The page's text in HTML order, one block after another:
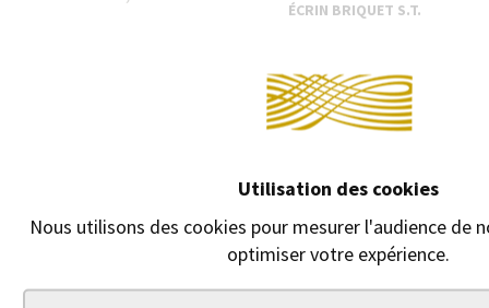
Utilisation des cookies
Nous utilisons des cookies pour mesurer l'audience de
optimiser votre expérience.
ÉCRIN BRIQUET S.T.
Description courte:
Un format et deux
finitions possibles.
texte en cliquant sur
"GRAVURE .
1,00 €